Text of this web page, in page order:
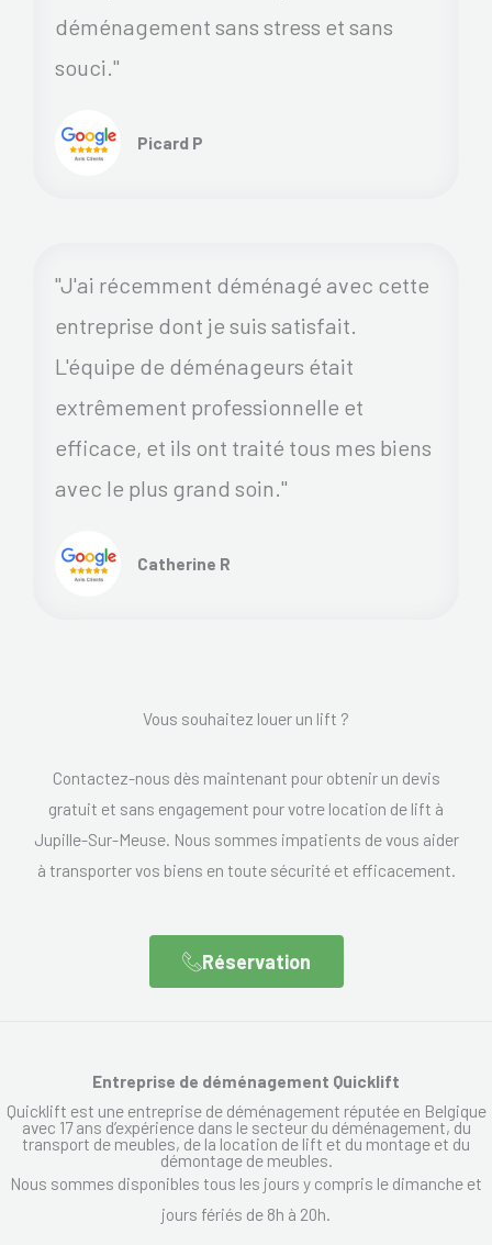
déménagement sans stress et sans
souci."
Picard P
"J'ai récemment déménagé avec cette
entreprise dont je suis satisfait.
L'équipe de déménageurs était
extrêmement professionnelle et
efficace, et ils ont traité tous mes biens
avec le plus grand soin."
Catherine R
Vous souhaitez louer un lift ?
Contactez-nous dès maintenant pour obtenir un devis
gratuit et sans engagement pour votre location de lift à
Jupille-Sur-Meuse. Nous sommes impatients de vous aider
à transporter vos biens en toute sécurité et efficacement.
Réservation
Entreprise de déménagement Quicklift
Quicklift est une entreprise de déménagement réputée en Belgique
avec 17 ans d’expérience dans le secteur du déménagement, du
transport de meubles, de la location de lift et du montage et du
démontage de meubles.
Nous sommes disponibles tous les jours y compris le dimanche et
jours fériés de 8h à 20h.